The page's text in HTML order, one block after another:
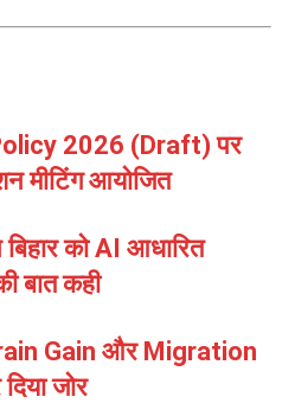
2026 (Draft) पर
मीटिंग आयोजित
बिहार को AI आधारित
बात कही
Gain और Migration
जोर